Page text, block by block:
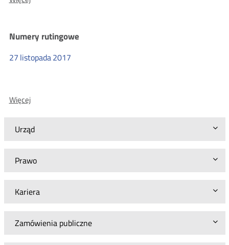
Urząd
Prawo
Kariera
Zamówienia publiczne
lokalizacji
abonentów
numerów
alarmowych
alarmowych
Numery rutingowe
27 listopada2017
WięcejO: